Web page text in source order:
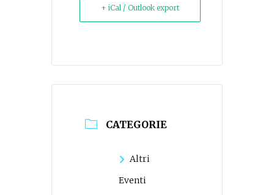
+ iCal / Outlook export
CATEGORIE
Altri
Eventi